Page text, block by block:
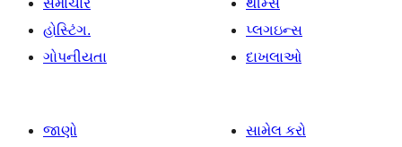
સમાચાર
હોસ્ટિંગ.
ગોપનીયતા
થીમ્સ
પ્લગઇન્સ
દાખલાઓ
જાણો
સામેલ કરો